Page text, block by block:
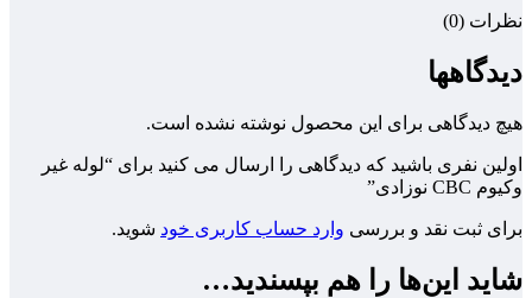
نظرات (0)
دیدگاهها
هیچ دیدگاهی برای این محصول نوشته نشده است.
اولین نفری باشید که دیدگاهی را ارسال می کنید برای “لوله غیر
وکیوم CBC نوزادی”
برای ثبت نقد و بررسی وارد حساب کاربری خود شوید.
شاید این‌ها را هم بپسندید…